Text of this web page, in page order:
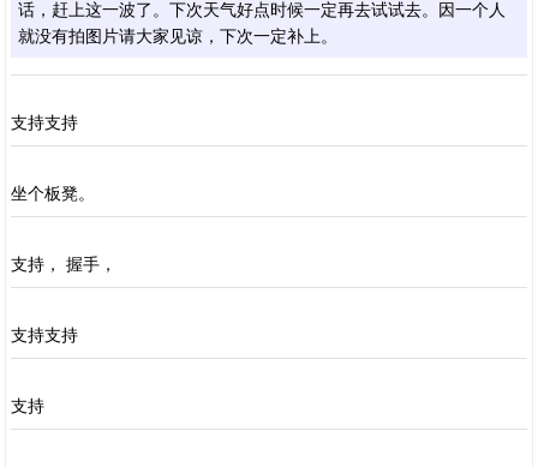
话，赶上这一波了。下次天气好点时候一定再去试试去。因一个人
就没有拍图片请大家见谅，下次一定补上。
支持支持
坐个板凳。
支持， 握手，
支持支持
支持